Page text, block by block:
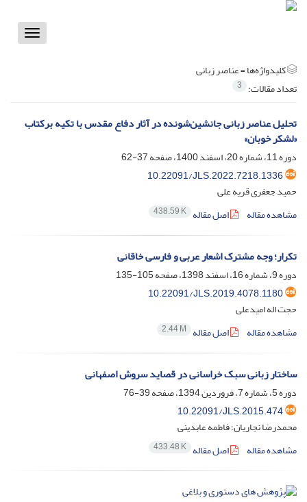
Toggle
کلیدواژه‌ها =عناصر زبانی
تعداد مقالات: 3
تحلیل عناصر زبانی جانشین‌‌‌شونده در آثار دفاع مقدس با تکیه برکتاب
«لشکر خوبان»
دوره 11، شماره 20، اسفند 1400، صفحه
37-62
10.22091/JLS.2022.7218.1336
حمید جعفری قریه علی
مشاهده مقاله
اصل مقاله 438.59 K
تکرار؛ وجه مشترک اشعار عربی و فارسی خاقانی
دوره 9، شماره 16، اسفند 1398، صفحه
105-135
10.22091/JLS.2019.4078.1180
حجت اله امیدعلی
مشاهده مقاله
اصل مقاله 2.44 M
ساختار زبانی سبک خراسانی در قصاید سروش اصفهانی
دوره 5، شماره 7، فروردین 1394، صفحه
39-76
10.22091/JLS.2015.474
محمدرضا نجاریان؛ فاطمه عابدینی
مشاهده مقاله
اصل مقاله 433.48 K